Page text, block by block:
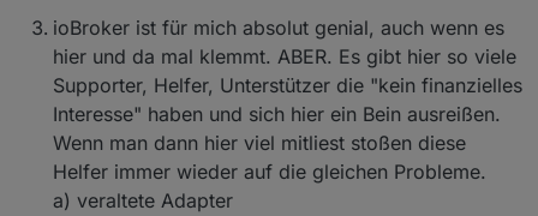
ioBroker ist für mich absolut genial, auch wenn es
hier und da mal klemmt. ABER. Es gibt hier so viele
Supporter, Helfer, Unterstützer die "kein finanzielles
Interesse" haben und sich hier ein Bein ausreißen.
Wenn man dann hier viel mitliest stoßen diese
Helfer immer wieder auf die gleichen Probleme.
a) veraltete Adapter